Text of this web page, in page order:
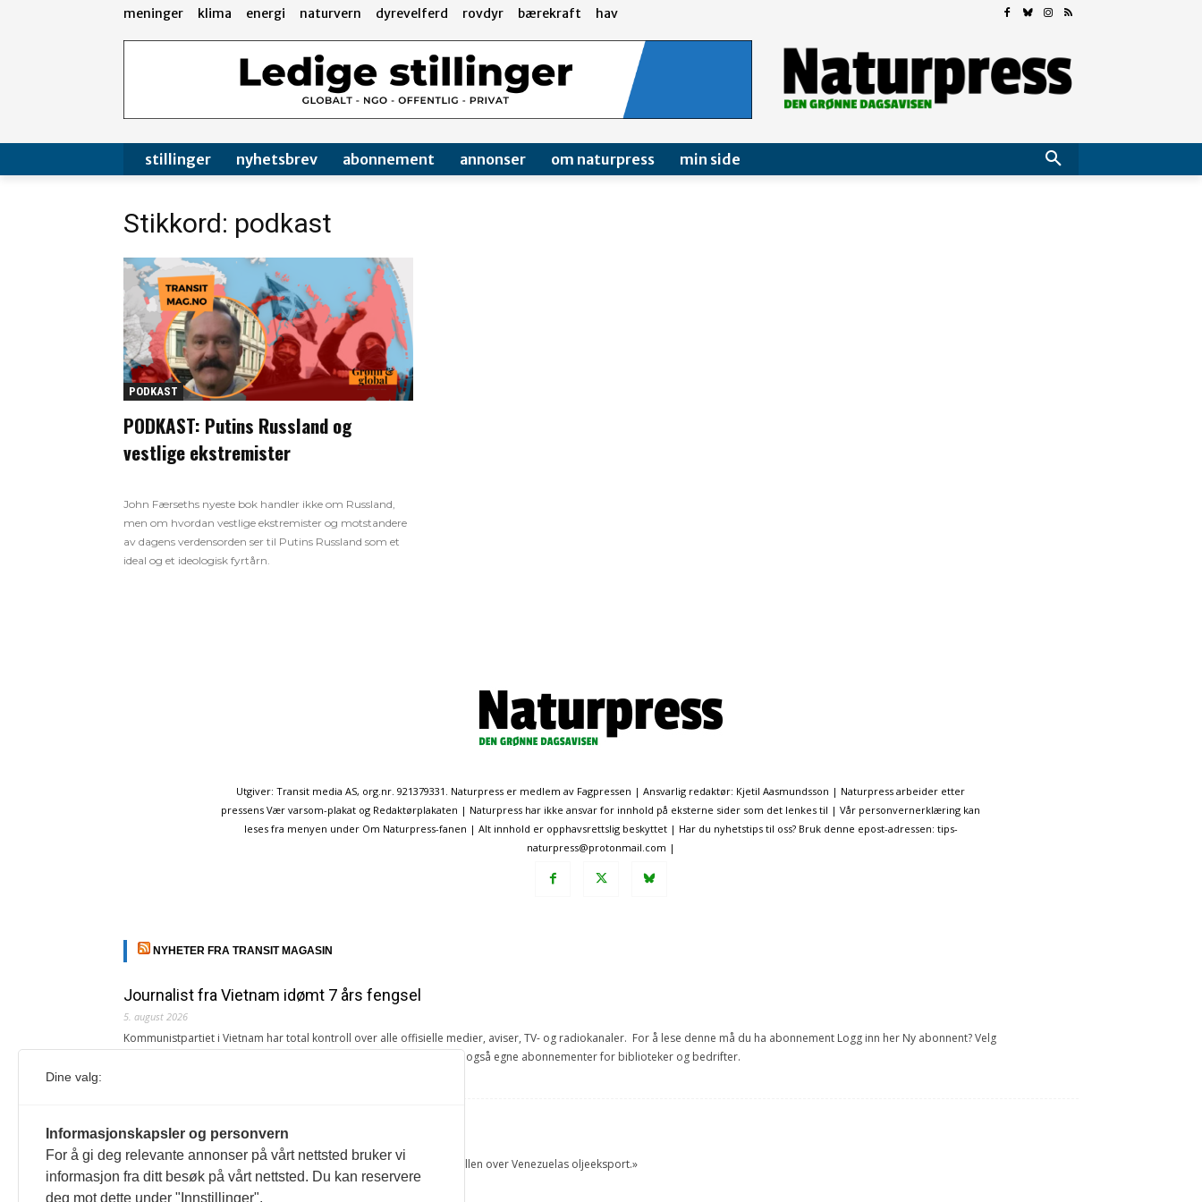
meninger klima energi naturvern dyrevelferd rovdyr bærekraft hav
stillinger nyhetsbrev abonnement annonser om naturpress min side
Stikkord: podkast
PODKAST
PODKAST: Putins Russland og
vestlige ekstremister
John Færseths nyeste bok handler ikke om Russland,
men om hvordan vestlige ekstremister og motstandere
av dagens verdensorden ser til Putins Russland som et
ideal og et ideologisk fyrtårn.
Utgiver: Transit media AS, org.nr. 921379331. Naturpress er medlem av Fagpressen | Ansvarlig redaktør: Kjetil Aasmundsson | Naturpress arbeider etter
pressens Vær varsom-plakat og Redaktørplakaten | Naturpress har ikke ansvar for innhold på eksterne sider som det lenkes til | Vår personvernerklæring kan
leses fra menyen under Om Naturpress-fanen | Alt innhold er opphavsrettslig beskyttet | Har du nyhetstips til oss? Bruk denne epost-adressen: tips-
naturpress@protonmail.com |
NYHETER FRA TRANSIT MAGASIN
Journalist fra Vietnam idømt 7 års fengsel
5. august 2026
Kommunistpartiet i Vietnam har total kontroll over alle offisielle medier, aviser, TV- og radiokanaler. For å lese denne må du ha abonnement Logg inn her Ny abonnent? Velg
Årsabonnement, Månedsabonnement eller 24-timers tilgang. Vi har også egne abonnementer for biblioteker og bedrifter.
4. august 2026
« Etter at Maduro ble tatt til fange i januar 2026, overtok USA kontrollen over Venezuelas oljeeksport.»
Sonia Zapata, jurist
Dine valg:
Informasjonskapsler og personvern
For å gi deg relevante annonser på vårt nettsted bruker vi
informasjon fra ditt besøk på vårt nettsted. Du kan reservere
deg mot dette under "Innstillinger".